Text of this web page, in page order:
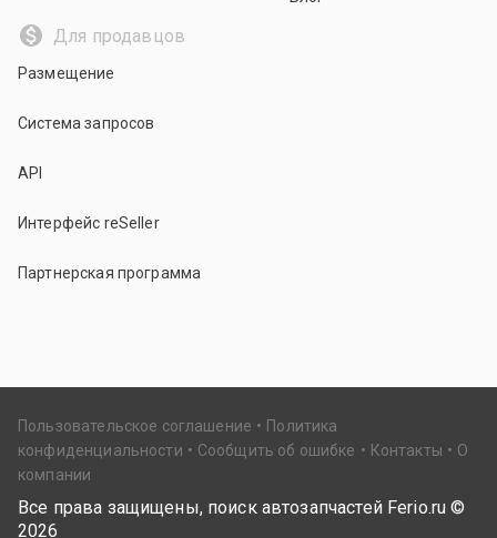
Для продавцов
Размещение
Система запросов
API
Интерфейс reSeller
Партнерская программа
Пользовательское соглашение
Политика
конфиденциальности
Сообщить об ошибке Контакты
О
компании
Все права защищены, поиск автозапчастей Ferio.ru ©
2026